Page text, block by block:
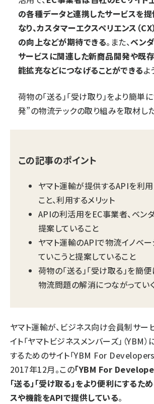
の各種データと連携したサービスを提
なり、カスタマーエクスペリエンス（
の向上などが期待できる。また、ベン
サービスに関連した新商品開発や既
能拡充などにつなげることができるよ
荷物の「送る」「受け取り」をより簡単
発”の物流テックの取り組みを取材した
この記事のポイント
ヤマト運輸が提供するAPIを利
こと、利用するメリット
APIの利活用をEC事業者、ベン
提案していること
ヤマト運輸のAPIで物流イノベー
ていこうと提案していること
荷物の「送る」「受け取る」を簡
物流問題の解消につながってい
ヤマト運輸が、ビジネス向け会員制サー
イト「ヤマトビジネスメンバーズ」（YBM
するためのサイト「YBM For
2017年12月。この「YBM For
「送る」「受け取る」をより便利にするた
スや機能をAPIで提供している。